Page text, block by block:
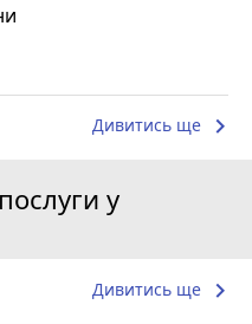
Дивитись ще keyboard_arrow_right
у
Дивитись ще keyboard_arrow_right